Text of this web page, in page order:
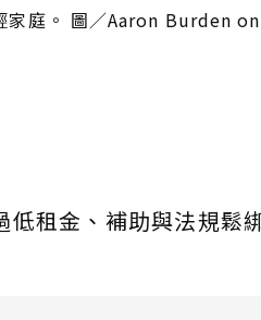
家庭。 圖／Aaron Burden
租金、補助與法規鬆